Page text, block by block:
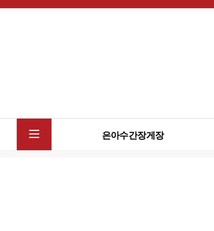
은아수간장게장